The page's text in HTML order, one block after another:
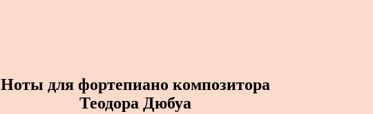
Ноты для фортепиано композитора
Теодора Дюбуа